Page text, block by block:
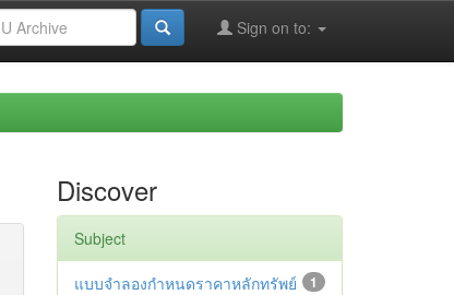
Sign on to:
Discover
Subject
1
แบบจำลองกำหนดราคาหลักทรัพย์